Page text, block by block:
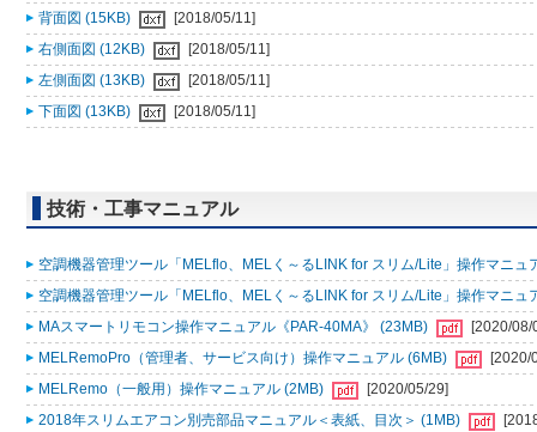
背面図 (15KB)
[2018/05/11]
右側面図 (12KB)
[2018/05/11]
左側面図 (13KB)
[2018/05/11]
下面図 (13KB)
[2018/05/11]
技術・工事マニュアル
空調機器管理ツール「MELflo、MELく～るLINK for スリム/Lite」操作マニュ
空調機器管理ツール「MELflo、MELく～るLINK for スリム/Lite」操作マニュ
MAスマートリモコン操作マニュアル《PAR-40MA》 (23MB)
[2020/08/
MELRemoPro（管理者、サービス向け）操作マニュアル (6MB)
[2020/
MELRemo（一般用）操作マニュアル (2MB)
[2020/05/29]
2018年スリムエアコン別売部品マニュアル＜表紙、目次＞ (1MB)